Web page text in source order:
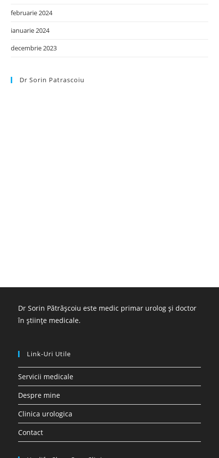
februarie 2024
ianuarie 2024
decembrie 2023
Dr Sorin Patrascoiu
Dr Sorin Pătrășcoiu este medic primar urolog și doctor
în științe medicale.
Link-Uri Utile
Servicii medicale
Despre mine
Clinica urologica
Contact